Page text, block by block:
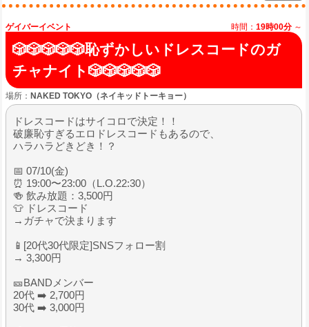
ゲイバーイベント 時間： 19時00分 ～
🎲🎲🎲🎲🎲恥ずかしいドレスコードのガ
チャナイト🎲🎲🎲🎲🎲
場所： NAKED TOKYO（ネイキッドトーキョー）
ドレスコードはサイコロで決定！！
破廉恥すぎるエロドレスコードもあるので、
ハラハラどきどき！？
📅 07/10(金)
⏰ 19:00〜23:00（L.O.22:30）
🍻 飲み放題：3,500円
👕 ドレスコード
→ガチャで決まります
📱[20代30代限定]SNSフォロー割
→ 3,300円
🎫BANDメンバー
20代 ➡️ 2,700円
30代 ➡️ 3,000円